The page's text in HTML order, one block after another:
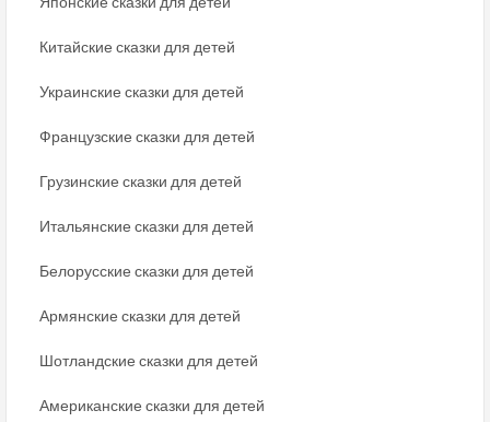
Китайские сказки для детей
Украинские сказки для детей
Французские сказки для детей
Грузинские сказки для детей
Итальянские сказки для детей
Белорусские сказки для детей
Армянские сказки для детей
Шотландские сказки для детей
Американские сказки для детей